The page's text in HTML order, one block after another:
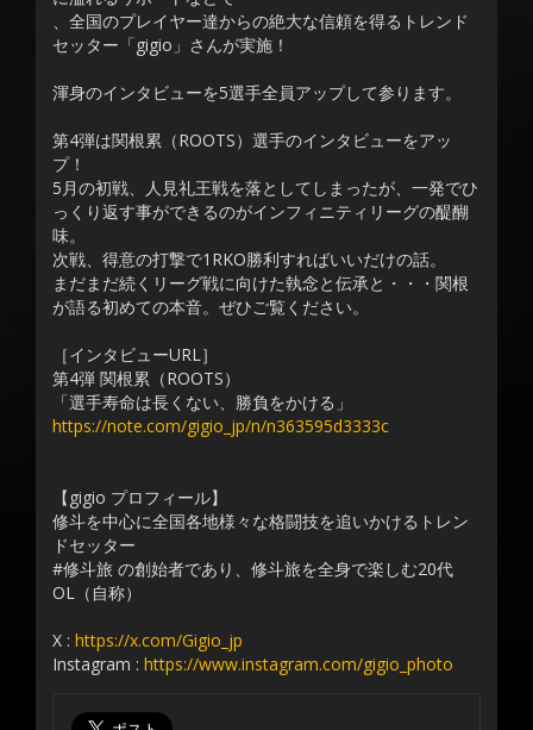
、全国のプレイヤー達からの絶大な信頼を得るトレンド
セッター「gigio」さんが実施！
渾身のインタビューを5選手全員アップして参ります。
第4弾は関根累（ROOTS）選手のインタビューをアッ
プ！
5月の初戦、人見礼王戦を落としてしまったが、一発でひ
っくり返す事ができるのがインフィニティリーグの醍醐
味。
次戦、得意の打撃で1RKO勝利すればいいだけの話。
まだまだ続くリーグ戦に向けた執念と伝承と・・・関根
が語る初めての本音。ぜひご覧ください。
［インタビューURL］
第4弾 関根累（ROOTS）
「選手寿命は長くない、勝負をかける」
https://note.com/gigio_jp/n/n363595d3333c
【gigio プロフィール】
修斗を中心に全国各地様々な格闘技を追いかけるトレン
ドセッター
#修斗旅 の創始者であり、修斗旅を全身で楽しむ20代
OL（自称）
X : https://x.com/Gigio_jp
Instagram : https://www.instagram.com/gigio_photo